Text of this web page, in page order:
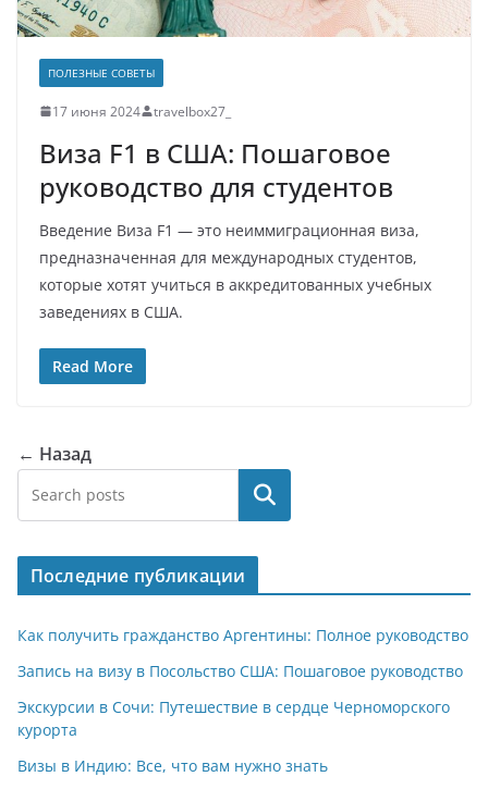
ПОЛЕЗНЫЕ СОВЕТЫ
17 июня 2024 travelbox27_
Виза F1 в США: Пошаговое
руководство для студентов
Введение Виза F1 — это неиммиграционная виза,
предназначенная для международных студентов,
которые хотят учиться в аккредитованных учебных
заведениях в США.
Read More
← Назад
Поиск
Последние публикации
Как получить гражданство Аргентины: Полное руководство
Запись на визу в Посольство США: Пошаговое руководство
Экскурсии в Сочи: Путешествие в сердце Черноморского
курорта
Визы в Индию: Все, что вам нужно знать